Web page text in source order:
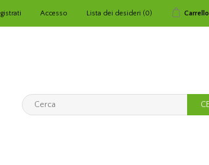
Accesso Lista dei desideri (0) Carrello